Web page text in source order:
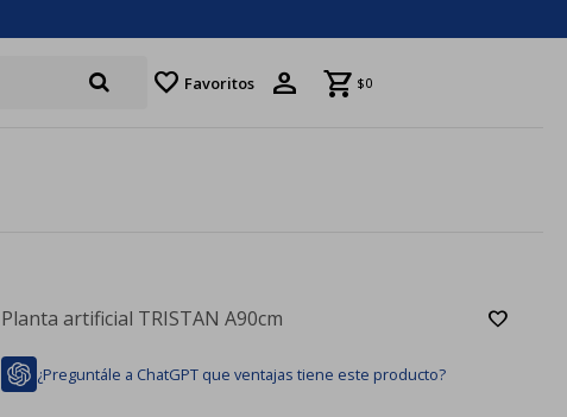
favorite Favoritos $0
Planta artificial TRISTAN A90cm
¿Preguntále a ChatGPT que ventajas tiene este producto?